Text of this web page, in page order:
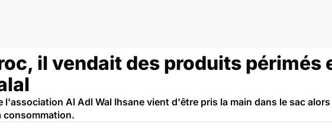
il vendait des produits périmés
l'association Al Adl Wal Ihsane vient d'être pris la main dans le sac
consommation.